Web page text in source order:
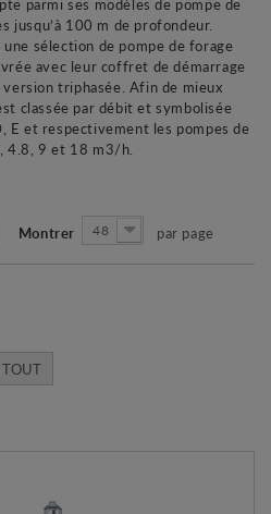
jusqu’à 100 m de profondeur.
sélection de pompe de forage
avec leur coffret de démarrage
triphasée. Afin de mieux
classée par débit et symbolisée
E et respectivement les pompes de
4.8, 9 et 18 m3/h.
Montrer 48 par page
TOUT